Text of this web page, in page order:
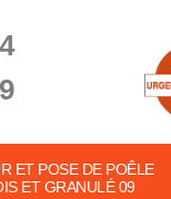
ET POSE DE POÊLE
ET GRANULÉ 09